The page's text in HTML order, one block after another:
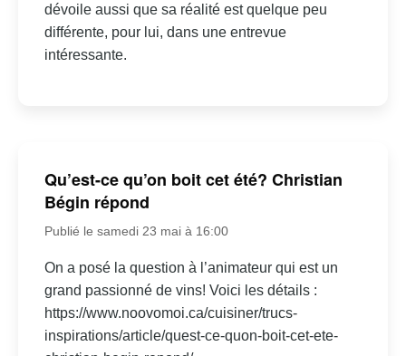
dévoile aussi que sa réalité est quelque peu
différente, pour lui, dans une entrevue
intéressante.
Qu’est-ce qu’on boit cet été? Christian
Bégin répond
Publié le samedi 23 mai à 16:00
On a posé la question à l’animateur qui est un
grand passionné de vins! Voici les détails :
https://www.noovomoi.ca/cuisiner/trucs-
inspirations/article/quest-ce-quon-boit-cet-ete-